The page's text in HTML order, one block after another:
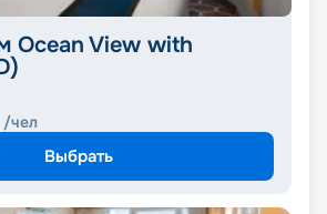
Ocean View with
/чел
Выбрать